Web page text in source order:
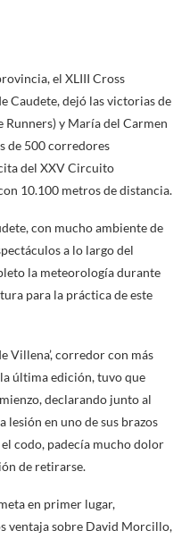
el XLIII Cross
Caudete, dejó las victorias de
Runners) y María del Carmen
de 500 corredores
del XXV Circuito
10.100 metros de distancia.
con mucho ambiente de
a lo largo del
la meteorología durante
para la práctica de este
Villena’, corredor con más
última edición, tuvo que
declarando junto al
lesión en uno de sus brazos
codo, padecía mucho dolor
de retirarse.
en primer lugar,
ventaja sobre David Morcillo,